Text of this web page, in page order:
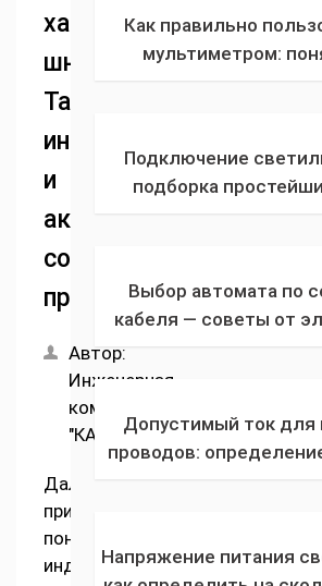
характеристик
шнура.
Таблица
индуктивных
и
активных
сопротивлений
проводов
Автор:
Инженерная
компания
"КАПРО"
Далее
приводится
понятия
индуктивного
Как правильно
мультиметром:
мультиметре
Подключение
подборка
Выбор автомата по
кабеля — советы от
что нужно нужно
выборе для защиты
Допустимый ток для
проводов:
Напряжение питания